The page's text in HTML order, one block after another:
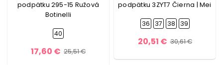
podpätku 295-15 Ružová
Botinelli
40
17,60 € 25,51 €
podpätku 3ZYT7 Čierna | Mei
36 37 38 39
20,51 € 30,61 €